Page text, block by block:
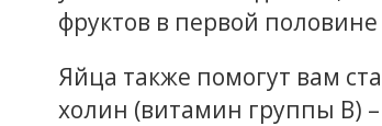
фруктов в первой
Яйца также помогут вам
холин (витамин группы В)